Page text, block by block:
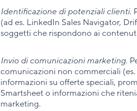
Identificazione di potenziali clienti.
(ad es. LinkedIn Sales Navigator,
soggetti che rispondono ai
Invio di comunicazioni marketing.
comunicazioni non commerciali
informazioni su offerte speciali,
Smartsheet o informazioni che
marketing.